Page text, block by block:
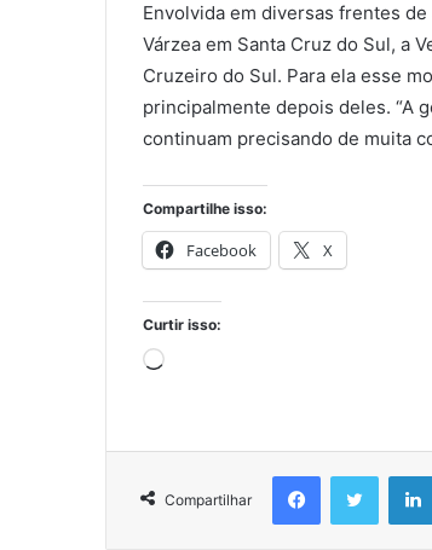
Envolvida em diversas frentes
Várzea em Santa Cruz do Sul, a
Cruzeiro do Sul. Para ela esse
principalmente depois deles. “A
continuam precisando de muita
Compartilhe isso:
Facebook X
Curtir isso:
Carregando...
Compartilhar
FacebookTwitter